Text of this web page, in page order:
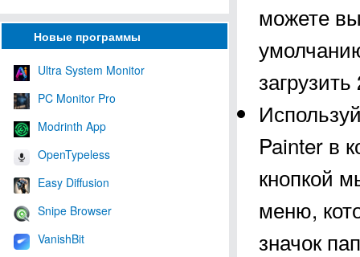
Новые программы
Ultra System Monitor
PC Monitor Pro
Modrinth App
OpenTypeless
Easy Diffusion
Snipe Browser
VanishBit
можете
Painter в
кнопкой
меню,
значок